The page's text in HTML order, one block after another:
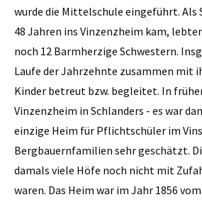
wurde die Mittelschule eingeführt. Als
48 Jahren ins Vinzenzheim kam,
noch 12 Barmherzige Schwestern.
Laufe der Jahrzehnte zusammen mit
Kinder betreut bzw. begleitet. In
Vinzenzheim in Schlanders - es war
einzige Heim für Pflichtschüler im
Bergbauernfamilien sehr geschätzt.
damals viele Höfe noch nicht mit
waren. Das Heim war im Jahr 1856